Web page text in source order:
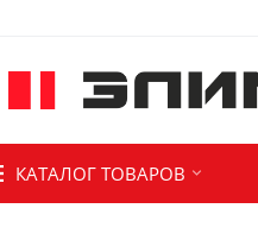
КАТАЛОГ ТОВАРОВ